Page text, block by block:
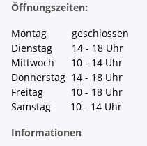
Öffnungszeiten:
Montag geschlossen
Dienstag 14 - 18 Uhr
Mittwoch 10 - 14 Uhr
Donnerstag 14 - 18 Uhr
Freitag 10 - 18 Uhr
Samstag 10 - 14 Uhr
Informationen